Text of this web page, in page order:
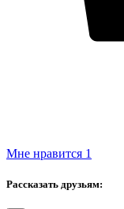
Мне нравится 1
Рассказать друзьям: